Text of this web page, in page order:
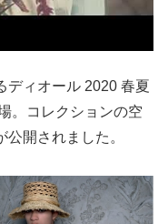
ディオール 2020 春夏
。コレクションの空
開されました。